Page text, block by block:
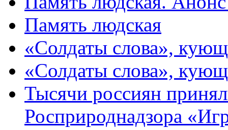
Память людская
«Солдаты слова»,
«Солдаты слова»,
Тысячи россиян
Росприроднадзора